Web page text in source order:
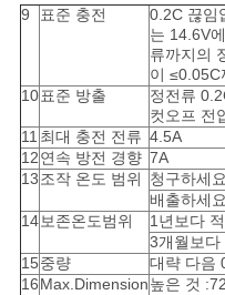
트
PRIVACY
POLICY
9
표준 충전
0.2C 끊임
는 14.6V
류까지의
이 ≤0.05C
10표준 방출
정전류
컷오프 전
11 최대 충전 전류 4.5A
12연속 방전 경향 7A
13조작 온도 범위 청구하세
배출하세
14보존온도범위 1년보다
3개월보
15중량
대략 다음
16Max.Dimension높은 것